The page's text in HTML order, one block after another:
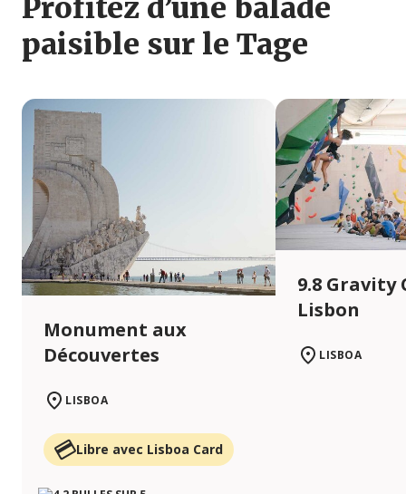
Profitez d’une balade
paisible sur le Tage
Monument aux
Découvertes
LISBOA
Libre avec Lisboa Card
9.8 Gravity
Lisbon
LISBOA